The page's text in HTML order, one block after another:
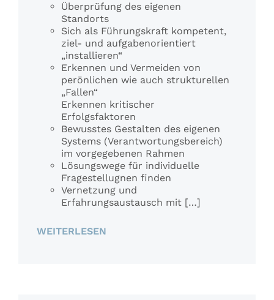
Überprüfung des eigenen
Standorts
Sich als Führungskraft kompetent,
ziel- und aufgabenorientiert
„installieren“
Erkennen und Vermeiden von
perönlichen wie auch strukturellen
„Fallen“
Erkennen kritischer
Erfolgsfaktoren
Bewusstes Gestalten des eigenen
Systems (Verantwortungsbereich)
im vorgegebenen Rahmen
Lösungswege für individuelle
Fragestellugnen finden
Vernetzung und
Erfahrungsaustausch mit […]
WEITERLESEN